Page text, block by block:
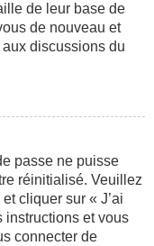
de leur base de
de nouveau et
discussions du
passe ne puisse
réinitialisé. Veuillez
cliquer sur « J’ai
instructions et vous
connecter de